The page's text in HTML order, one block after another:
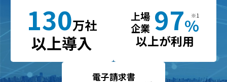
130万社
以上導入
上場
企業 97%
以上が利用
電子請求書